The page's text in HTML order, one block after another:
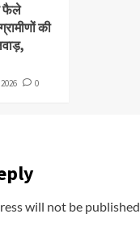
फैले
की
0
will not be published.